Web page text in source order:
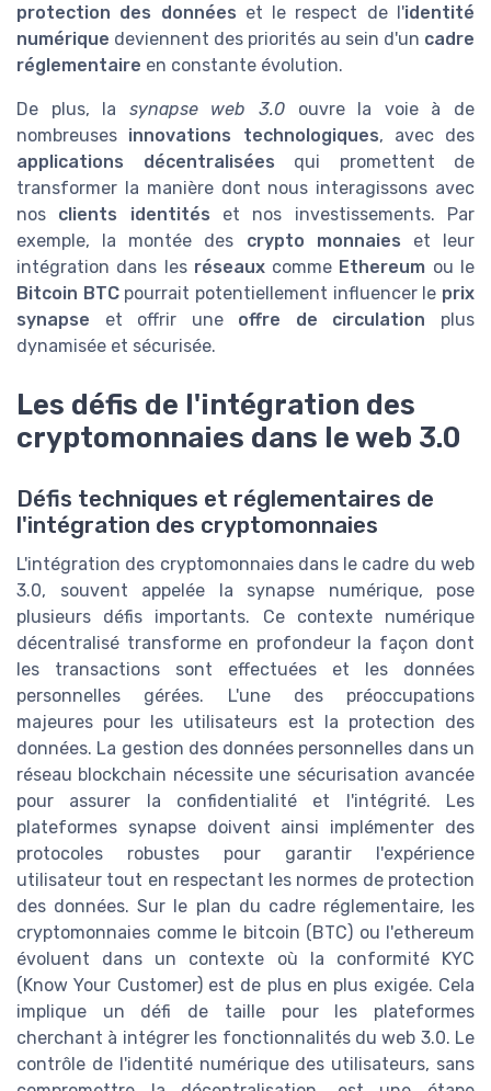
protection des données et le respect de l'identité
numérique deviennent des priorités au sein d'un cadre
réglementaire en constante évolution.
De plus, la synapse web 3.0 ouvre la voie à de
nombreuses innovations technologiques, avec des
applications décentralisées qui promettent de
transformer la manière dont nous interagissons avec
nos clients identités et nos investissements. Par
exemple, la montée des crypto monnaies et leur
intégration dans les réseauxcomme Ethereum ou le
Bitcoin BTCpourrait potentiellement influencer le prix
synapse et offrir une offre de circulation plus
dynamisée et sécurisée.
Les défis de l'intégration des
cryptomonnaies dans le web 3.0
Défis techniques et réglementaires de
l'intégration des cryptomonnaies
L'intégration des cryptomonnaies dans le cadre du web
3.0, souvent appelée la synapse numérique, pose
plusieurs défis importants. Ce contexte numérique
décentralisé transforme en profondeur la façon dont
les transactions sont effectuées et les données
personnelles gérées. L'une des préoccupations
majeures pour les utilisateurs est la protection des
données. La gestion des données personnelles dans un
réseau blockchain nécessite une sécurisation avancée
pour assurer la confidentialité et l'intégrité. Les
plateformes synapse doivent ainsi implémenter des
protocoles robustes pour garantir l'expérience
utilisateur tout en respectant les normes de protection
des données. Sur le plan du cadre réglementaire, les
cryptomonnaies comme le bitcoin (BTC) ou l'ethereum
évoluent dans un contexte où la conformité KYC
(Know Your Customer) est de plus en plus exigée. Cela
implique un défi de taille pour les plateformes
cherchant à intégrer les fonctionnalités du web 3.0. Le
contrôle de l'identité numérique des utilisateurs, sans